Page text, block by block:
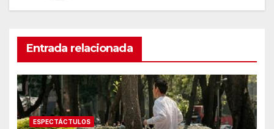
Entrada relacionada
ESPECTÁCTULOS